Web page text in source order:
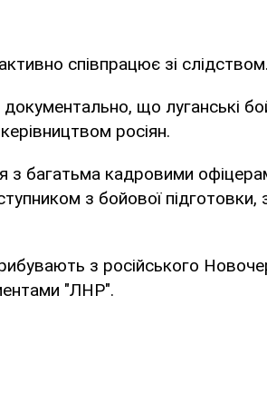
співпрацює зі слідством.
документально, що луганські
росіян.
з багатьма кадровими
з бойової підготовки,
з російського
"ЛНР".